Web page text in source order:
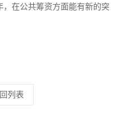
在公共筹资方面能有新的突
列表